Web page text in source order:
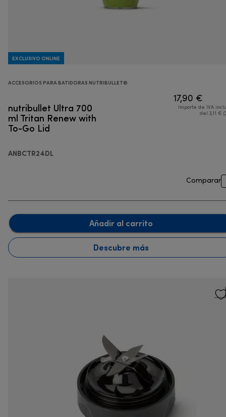
EXCLUSIVO ONLINE
ACCESORIOS PARA BATIDORAS NUTRIBULLET®
nutribullet Ultra 700
ml Tritan Renew with
To-Go Lid
ANBCTR24DL
17,90 €
Importe de IVA
del 3,11 €
Comparar
Añadir al carrito
Descubre más